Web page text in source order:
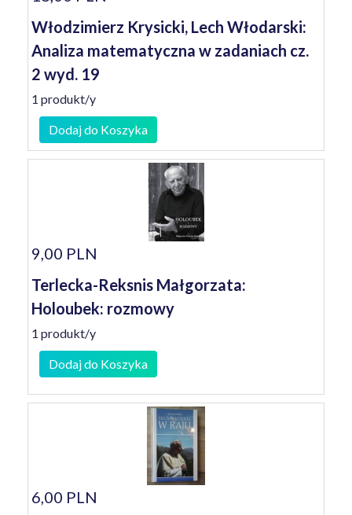
Włodzimierz Krysicki, Lech Włodarski:
Analiza matematyczna w zadaniach cz.
2 wyd. 19
1 produkt/y
Dodaj do Koszyka
9,00 PLN
Terlecka-Reksnis Małgorzata:
Holoubek: rozmowy
1 produkt/y
Dodaj do Koszyka
6,00 PLN